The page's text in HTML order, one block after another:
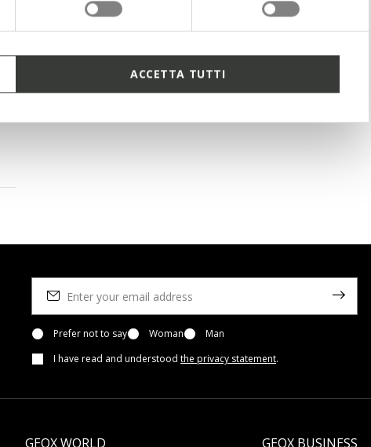
ACCETTA TUTTI
Prefer not to say Woman
Man
I have read and understood the privacy statement.
GEOX WORLD GEOX BUSINESS